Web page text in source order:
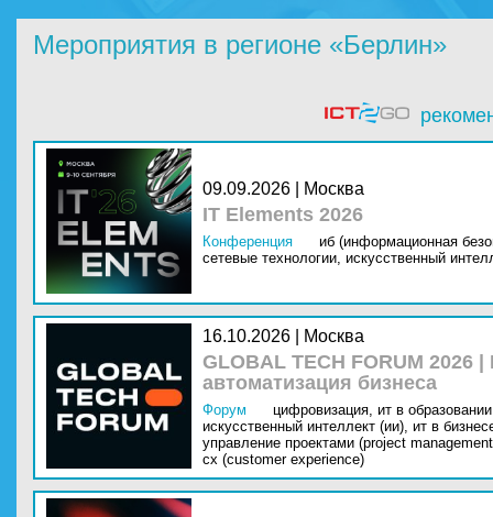
Мероприятия в регионе «Берлин»
09.09.2026 | Москва
IT Elements 2026
Конференция
иб (информационная
сетевые технологии, искусственный
16.10.2026 | Москва
GLOBAL TECH FORUM
автоматизация бизнеса
Форум цифровизация, ит в
искусственный интеллект (ии), ит в
управление проектами (project
cx (customer experience)